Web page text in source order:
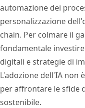
automazione dei
personalizzazione
chain. Per colmare il
fondamentale
digitali e strategie di
L'adozione dell'IA non
per affrontare le sfide
sostenibile.